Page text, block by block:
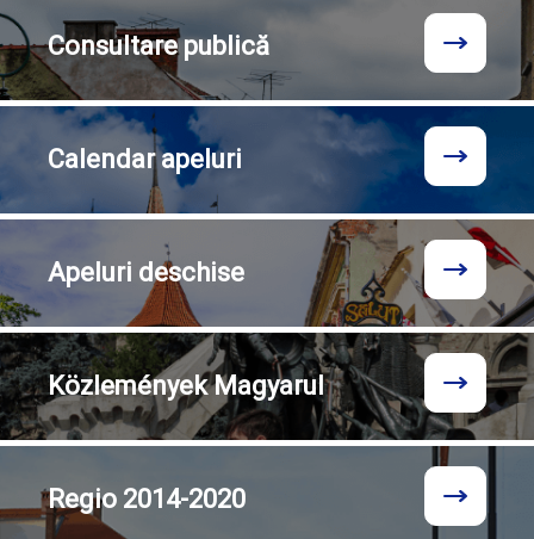
Consultarepublică
Calendarapeluri
Apeluri deschise
KözleményekMagyarul
Regio 2014-2020